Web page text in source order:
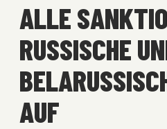
ALLE
RUSSISCHE
AUF